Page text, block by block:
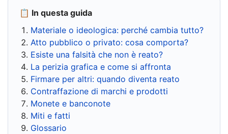
📋 In questa guida
Materiale o ideologica: perché cambia tutto?
Atto pubblico o privato: cosa comporta?
Esiste una falsità che non è reato?
La perizia grafica e come si affronta
Firmare per altri: quando diventa reato
Contraffazione di marchi e prodotti
Monete e banconote
Miti e fatti
Glossario